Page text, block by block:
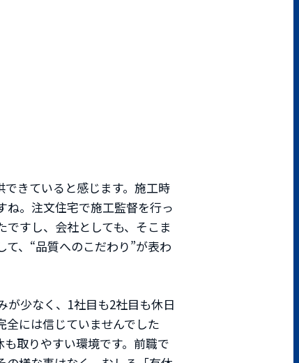
きていると感じます。施工時
ね。注文住宅で施工監督を行っ
すし、会社としても、そこま
、“品質へのこだわり”が表わ
が少なく、1社目も2社目も休日
には信じていませんでした
取りやすい環境です。前職で